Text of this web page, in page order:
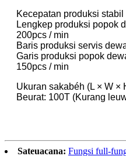
Kecepatan produksi
Lengkep produksi popok
200pcs / min
Baris produksi servis
Garis produksi popok
150pcs / min
Ukuran sakabéh (L × W ×
Beurat: 100T (Kurang
Sateuacana: Fungsi full-